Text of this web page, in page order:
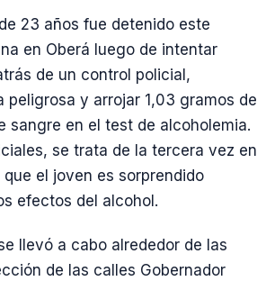
23 años fue detenido este
en Oberá luego de intentar
de un control policial,
peligrosa y arrojar 1,03 gramos de
sangre en el test de alcoholemia.
se trata de la tercera vez en
que el joven es sorprendido
efectos del alcohol.
llevó a cabo alrededor de las
de las calles Gobernador